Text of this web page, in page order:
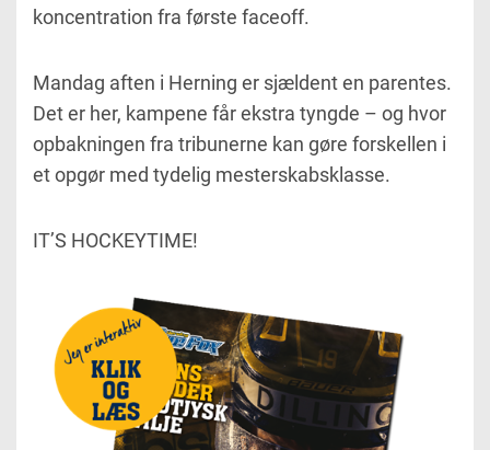
koncentration fra første faceoff.
Mandag aften i Herning er sjældent en parentes.
Det er her, kampene får ekstra tyngde – og hvor
opbakningen fra tribunerne kan gøre forskellen i
et opgør med tydelig mesterskabsklasse.
IT’S HOCKEYTIME!